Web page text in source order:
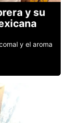
y su
y el aroma